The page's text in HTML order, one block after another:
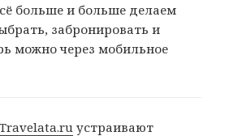
больше и больше делаем
забронировать и
можно через мобильное
Travelata.ru устраивают